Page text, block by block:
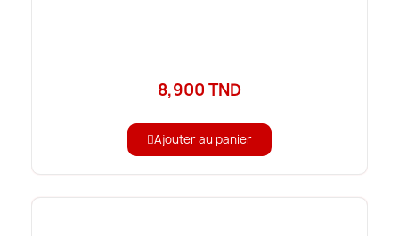
8,900 TND
Ajouter au panier